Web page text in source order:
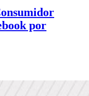
por